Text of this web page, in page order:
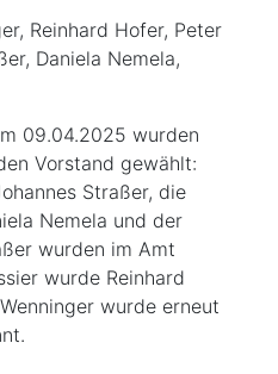
Reinhard Hofer, Peter
Daniela Nemela,
09.04.2025 wurden
Vorstand gewählt:
Straßer, die
Nemela und der
wurden im Amt
wurde Reinhard
wurde erneut